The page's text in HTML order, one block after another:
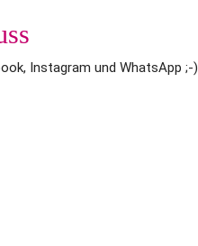
Instagram und WhatsApp ;-)